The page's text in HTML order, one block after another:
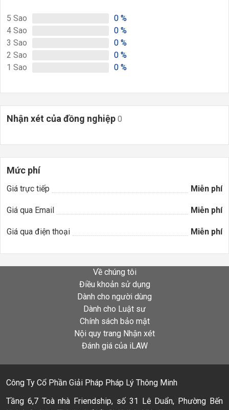
5 Sao 0 %
4 Sao 0 %
3 Sao 0 %
2 Sao 0 %
1 Sao 0 %
Nhận xét của đồng nghiệp 0
Mức phí
Giá trực tiếp Miễn phí
Giá qua Email Miễn phí
Giá qua điện thoại Miễn phí
Về chúng tôi
Điều khoản sử dụng
Dành cho người dùng
Dành cho Luật sư
Chính sách bảo mật
Nội quy trang Nhận xét
Đánh giá của iLAW
Công Ty Cổ Phần Giải Pháp Pháp Lý Thông Minh
Tầng 6,7 Toà nhà Friendship, số 31 Lê Duẩn, Phường Bến